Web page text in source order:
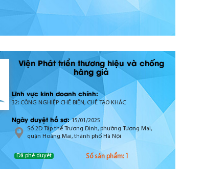
Viện Phát triển thương hiệu và chống
hàng giả
Lĩnh vực kinh doanh chính:
32: CÔNG NGHIỆP CHẾ BIẾN, CHẾ TẠO KHÁC
Ngày duyệt hồ sơ:15/01/2025
Số 2D Tập thể Trương Định, phường Tương Mai,
quận Hoàng Mai, thành phố Hà Nội
Đã phê duyệt Số sản phẩm: 1